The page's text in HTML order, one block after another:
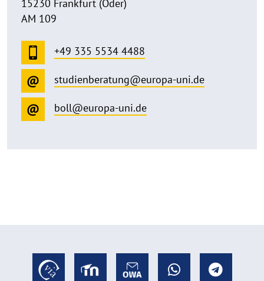
15230 Frankfurt (Oder)
AM 109
+49 335 5534 4488
studienberatung@europa-uni.de
boll@europa-uni.de